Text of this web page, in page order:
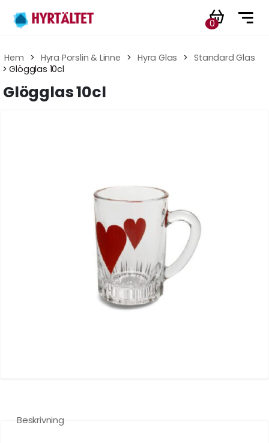
0
Hem > Hyra Porslin & Linne > Hyra Glas > Standard Glas
> Glögglas 10cl
Glögglas 10cl
Beskrivning